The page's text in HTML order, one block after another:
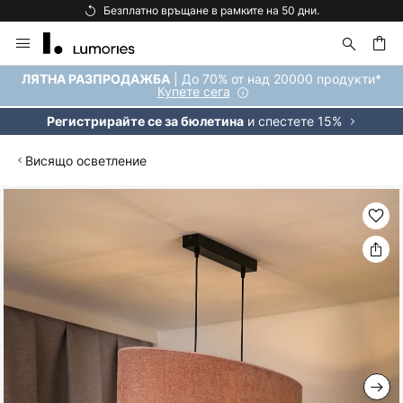
Безплатно връщане в рамките на 50 дни.
Прескачане
към
съдържанието
ЛЯТНА РАЗПРОДАЖБА | До 70% от над 20000 продукти*
Купете сега
Регистрирайте се за бюлетинаи спестете 15%
Висящо осветление
на
галерията
на
изображенията